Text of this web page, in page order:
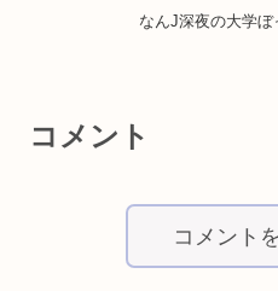
なんJ深夜の大学ぼ
コメント
コメント